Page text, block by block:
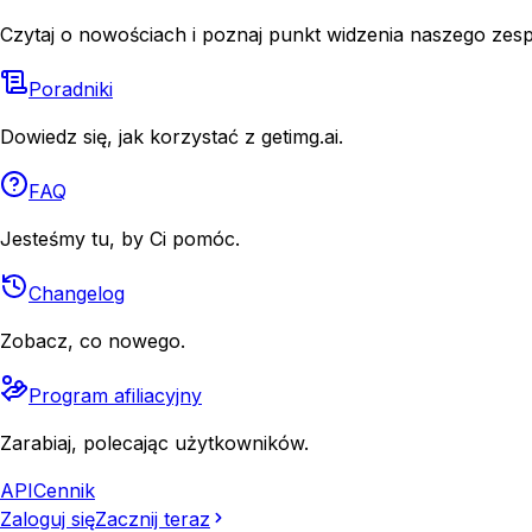
Czytaj o nowościach i poznaj punkt widzenia naszego
Poradniki
Dowiedz się, jak korzystać z getimg.ai.
FAQ
Jesteśmy tu, by Ci pomóc.
Changelog
Zobacz, co nowego.
Program afiliacyjny
Zarabiaj, polecając użytkowników.
APICennik
Zaloguj sięZacznij teraz